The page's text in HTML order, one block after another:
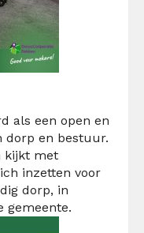
als een open en
dorp en bestuur.
kijkt met
inzetten voor
dorp, in
gemeente.